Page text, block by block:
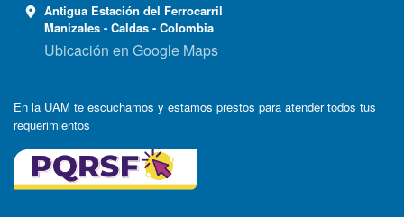
Antigua Estación del Ferrocarril
Manizales - Caldas - Colombia
Ubicación en Google Maps
En la UAM te escuchamos y estamos prestos para atender todos tus
requerimientos